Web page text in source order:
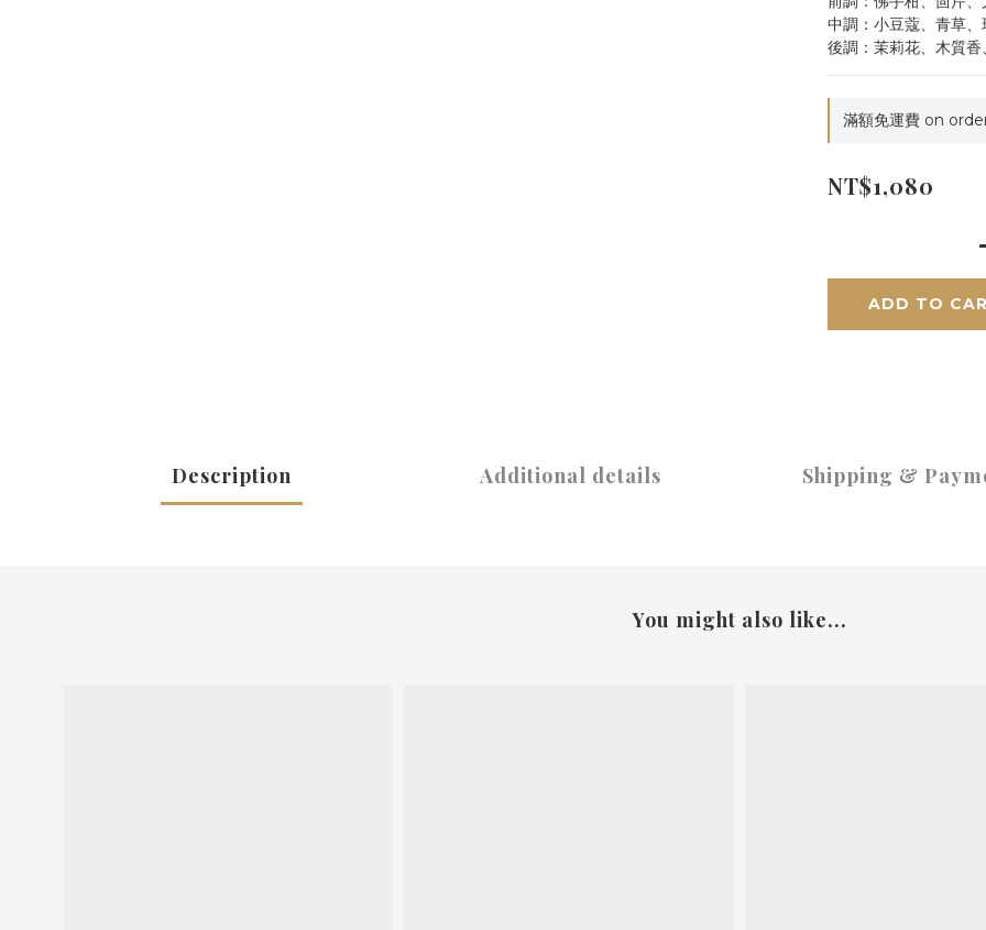
中調：小豆蔻、青草
後調：茉莉花、木質香
滿額免運費 on
NT$1,080
ADD TO
Description Additional details Shipping &
You might also like...